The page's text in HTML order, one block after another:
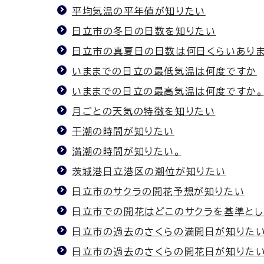
平均気温の平年値が知りたい
日立市の冬日の日数を知りたい
日立市の真夏日の日数は何日くらいあり
いままでの日立の最低気温は何度ですか
いままでの日立の最高気温は何度ですか。
月ごとの天気の特徴を知りたい
干潮の時間が知りたい
満潮の時間が知りたい。
茨城港日立港区の潮位が知りたい
日立市のサクラの開花予想が知りたい
日立市での開花はどこのサクラを基準と
日立市の過去のさくらの満開日が知りたい
日立市の過去のさくらの開花日が知りたい